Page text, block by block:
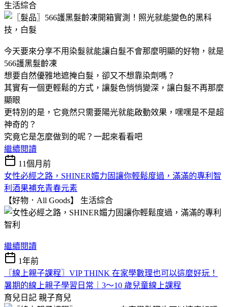
生活綜合
今天要來分享不用染髮就能讓白髮不會那麼明顯的好物，就是
566護黑髮齡凍
想要自然優雅地遮掩白髮，卻又不想靠染劑嗎？
其實有一個更輕鬆的方式，讓髮色悄悄變深，讓白髮不再那麼
顯眼
更特別的是，它竟然只需要陽光就能啟動效果，嘿嘿是不是超
神奇的？
究竟它是怎麼做到的呢？一起來看看吧
繼續閱讀
11個月前
女性必經之路，SHINER媚力固讓你輕鬆度過，滿滿的專利智
利酒果補充青春元素
【好物．All Goods】 生活綜合
繼續閱讀
1年前
〖線上親子課程〗VIP THINK 在家學數理也可以這麼好玩！
暑期的線上親子學習日常｜3～10 歲兒童線上課程
育兒日記 親子育兒